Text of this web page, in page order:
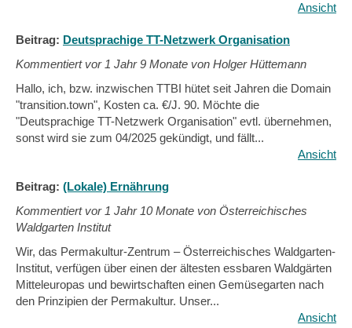
Ansicht
Beitrag: Deutsprachige TT-Netzwerk Organisation
Kommentiert vor 1 Jahr 9 Monate von Holger Hüttemann
Hallo, ich, bzw. inzwischen TTBI hütet seit Jahren die Domain
"transition.town", Kosten ca. €/J. 90. Möchte die
"Deutsprachige TT-Netzwerk Organisation" evtl. übernehmen,
sonst wird sie zum 04/2025 gekündigt, und fällt...
Ansicht
Beitrag: (Lokale) Ernährung
Kommentiert vor 1 Jahr 10 Monate von Österreichisches
Waldgarten Institut
Wir, das Permakultur-Zentrum – Österreichisches Waldgarten-
Institut, verfügen über einen der ältesten essbaren Waldgärten
Mitteleuropas und bewirtschaften einen Gemüsegarten nach
den Prinzipien der Permakultur. Unser...
Ansicht